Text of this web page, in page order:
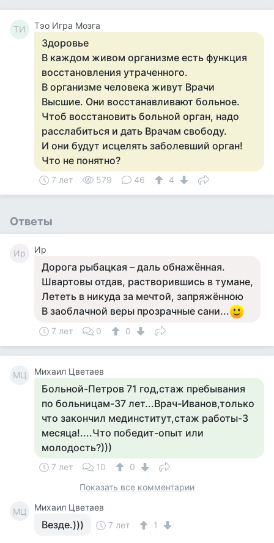
ТИ Тэо Игра Мозга
Здоровье
В каждом живом организме есть функция
восстановления утраченного.
В организме человека живут Врачи
Высшие. Они восстанавливают больное.
Чтоб восстановить больной орган, надо
расслабиться и дать Врачам свободу.
И они будут исцелять заболевший орган!
Что не понятно?
7 лет 579 46 4
Ответы
Ир Ир
Дорога рыбацкая – даль обнажённая.
Швартовы отдав, растворившись в тумане,
Лететь в никуда за мечтой, запряжённою
В заоблачной веры прозрачные сани...
7 лет 0 0
МЦ Михаил Цветаев
Больной-Петров 71 год,стаж пребывания
по больницам-37 лет...Врач-Иванов,только
что закончил мединститут,стаж работы-3
месяца!....Что победит-опыт или
молодость?)))
7 лет 10
0
Показать все комментарии
МЦ Михаил Цветаев
Везде.))) 7 лет 1